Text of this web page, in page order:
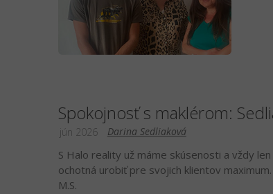
Spokojnosť s maklérom:
Darina Sedliaková
jún 2026
S Halo reality už máme skúsenosti a vždy
ochotná urobiť pre svojich klientov maximum.
M.S.